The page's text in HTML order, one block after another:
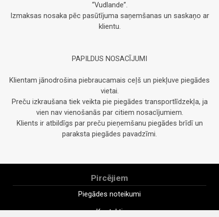
“Vudlande”.
Izmaksas nosaka pēc pasūtījuma saņemšanas un saskaņo ar
klientu.
PAPILDUS NOSACĪJUMI
Klientam jānodrošina piebraucamais ceļš un piekļuve piegādes
vietai.
Preču izkraušana tiek veikta pie piegādes transportlīdzekļa, ja
vien nav vienošanās par citiem nosacījumiem.
Klients ir atbildīgs par preču pieņemšanu piegādes brīdī un
paraksta piegādes pavadzīmi.
Pircējiem
Piegādes noteikumi
Kontakti